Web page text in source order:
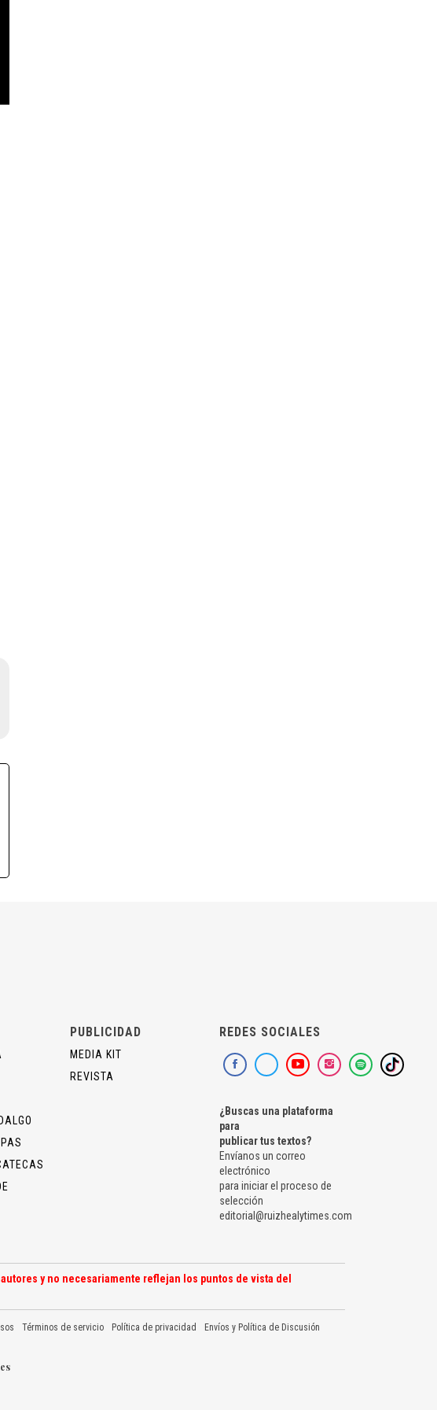
PUBLICIDAD
MEDIA KIT
REVISTA
REDES SOCIALES
¿Buscas una plataforma
para
publicar tus textos?
Envíanos un correo
electrónico
para iniciar el proceso de
selección
editorial@ruizhealytimes.com
y no necesariamente reflejan los puntos de vista del
Términos de servicio Política de privacidad Envíos y Política de Discusión